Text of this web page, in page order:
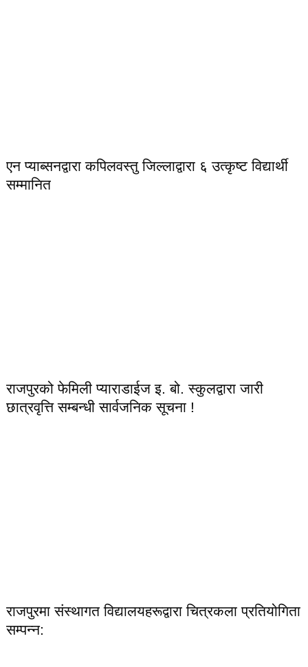
एन प्याब्सनद्वारा कपिलवस्तु जिल्लाद्वारा ६ उत्कृष्ट विद्यार्थी
सम्मानित
राजपुरको फेमिली प्याराडाईज इ. बो. स्कुलद्वारा जारी
छात्रवृत्ति सम्बन्धी सार्वजनिक सूचना !
राजपुरमा संस्थागत विद्यालयहरूद्वारा चित्रकला प्रतियोगिता
सम्पन्न: